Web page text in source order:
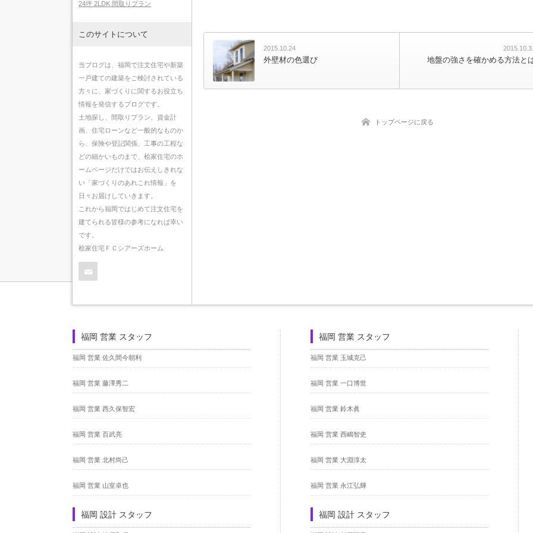
2015.10.24
外壁材の色選び 地盤の強さを確かめる方法と
トップページに戻る
24坪 2LDK 間取りプラン
このサイトについて
当ブログは、福岡で注文住宅や新築
一戸建ての建築をご検討されている
方々に、家づくりに関するお役立ち
情報を発信するブログです。
土地探し、間取りプラン、資金計
画、住宅ローンなど一般的なものか
ら、保険や登記関係、工事の工程な
どの細かいものまで、桧家住宅のホ
ームページだけではお伝えしきれな
い「家づくりのあれこれ情報」を
日々お届けしていきます。
これから福岡ではじめて注文住宅を
建てられる皆様の参考になれば幸い
です。
桧家住宅ＦＣシアーズホーム
福岡 営業 スタッフ
福岡 営業 佐久間今朝利
福岡 営業 藤澤秀二
福岡 営業 西久保智宏
福岡 営業 百武亮
福岡 営業 北村尚己
福岡 営業 山室卓也
福岡 営業 スタッフ
福岡 営業 玉城克己
福岡 営業 一口博世
福岡 営業 鈴木眞
福岡 営業 西嶋智史
福岡 営業 大淵淳太
福岡 営業 永江弘輝
福岡 設計 スタッフ 福岡 設計 スタッフ